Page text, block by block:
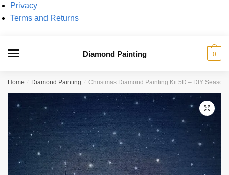
Privacy
Terms and Returns
Diamond Painting 0
Home / Diamond Painting / Christmas Diamond Painting Kit 5D – DIY Season
🔍